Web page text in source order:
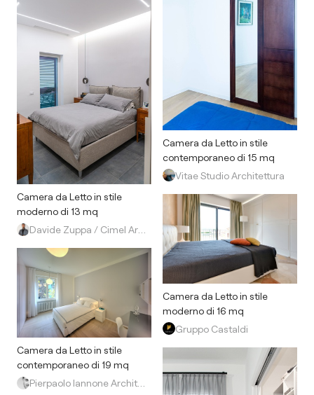
Camera da Letto in stile
moderno di 13 mq
Camera da Letto in stile
contemporaneo di 19 mq
Camera da Letto in stile
contemporaneo di 15 mq
Vitae Studio Architettura
Camera da Letto in stile
moderno di 16 mq
Gruppo Castaldi